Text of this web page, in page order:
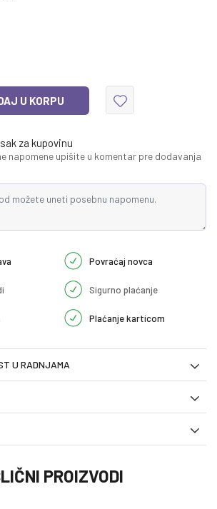
U KORPU
za kupovinu
napomene upišite u komentar pre dodavanja
Povraćaj novca
Sigurno plaćanje
Plaćanje karticom
U RADNJAMA
PROIZVODI